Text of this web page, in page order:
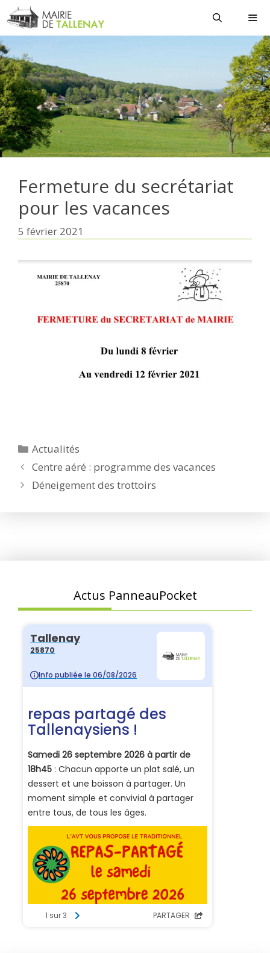
Aller
au
contenu
Fermeture du secrétariat
pour les vacances
5 février 2021
Catégories
Actualités
Centre aéré : programme des vacances
Déneigement des trottoirs
Actus PanneauPocket